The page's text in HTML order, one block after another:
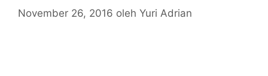
November 26, 2016 oleh Yuri Adrian